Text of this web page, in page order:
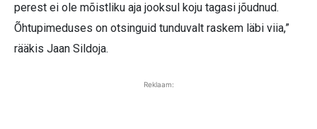
perest ei ole mõistliku aja jooksul koju tagasi jõudnud.
Õhtupimeduses on otsinguid tunduvalt raskem läbi viia,”
rääkis Jaan Sildoja.
Reklaam: